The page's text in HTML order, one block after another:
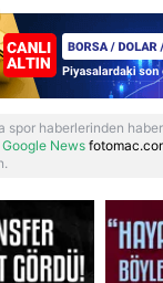
spor haberlerinden
Google News